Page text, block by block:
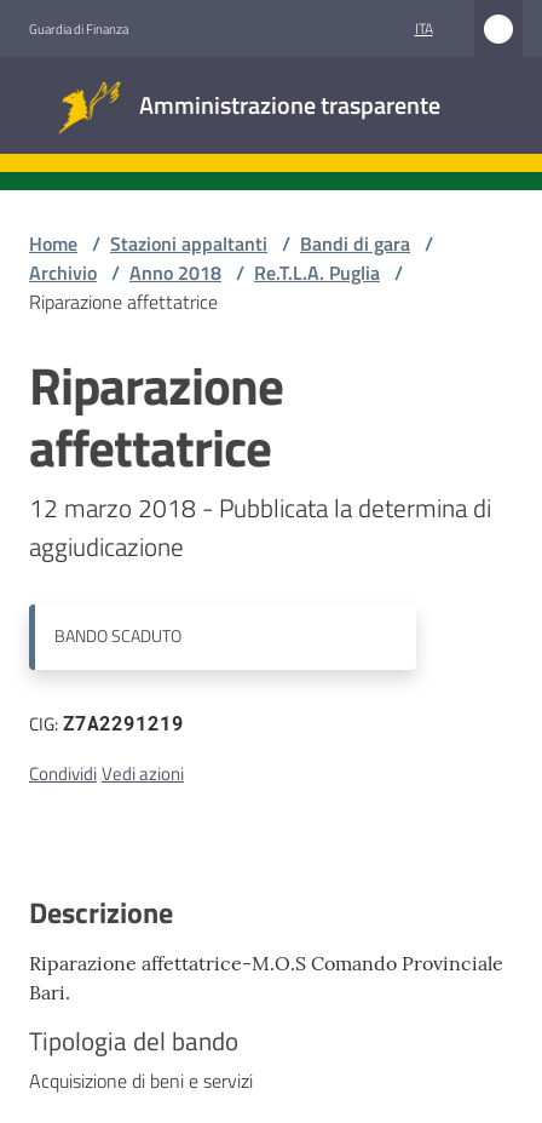
Guardia di Finanza ITA
Amministrazione trasparente
trasparente
Accesso
Stazioni
appaltanti
Contatti
Home / Stazioni appaltanti / Bandi di gara /
Archivio / Anno 2018 / Re.T.L.A. Puglia /
Riparazione affettatrice
Salta al contenuto
Riparazione
affettatrice
12 marzo 2018 - Pubblicata la determina di
aggiudicazione
BANDOSCADUTO
CIG:Z7A2291219
CondividiVedi azioni
Descrizione
Riparazione affettatrice-M.O.S Comando Provinciale
Bari.
Tipologia del bando
Acquisizione di beni e servizi